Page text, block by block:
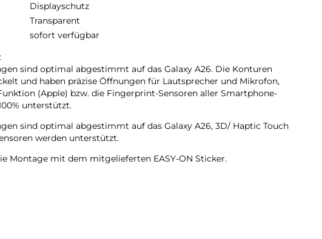
Displayschutz
Transparent
sofort verfügbar
sind optimal abgestimmt auf das Galaxy A26. Die Konturen
und haben präzise Öffnungen für Lautsprecher und Mikrofon,
(Apple) bzw. die Fingerprint-Sensoren aller Smartphone-
unterstützt.
sind optimal abgestimmt auf das Galaxy A26, 3D/ Haptic Touch
werden unterstützt.
Montage mit dem mitgelieferten EASY-ON Sticker.